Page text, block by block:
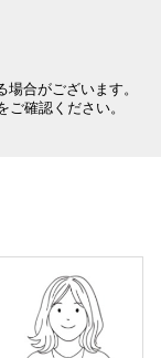
合がございます。
確認ください。